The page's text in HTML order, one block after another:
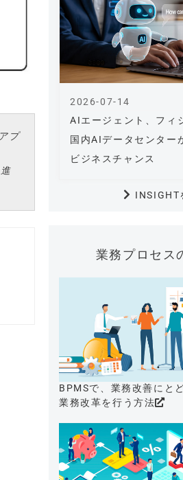
プ
AIエージェント、フィ
国内AIデータセンター
ビジネスチャンス
2026-07-14
INSIGHT
業務プロセス
BPMSで、業務改善にと
業務改革を行う方法